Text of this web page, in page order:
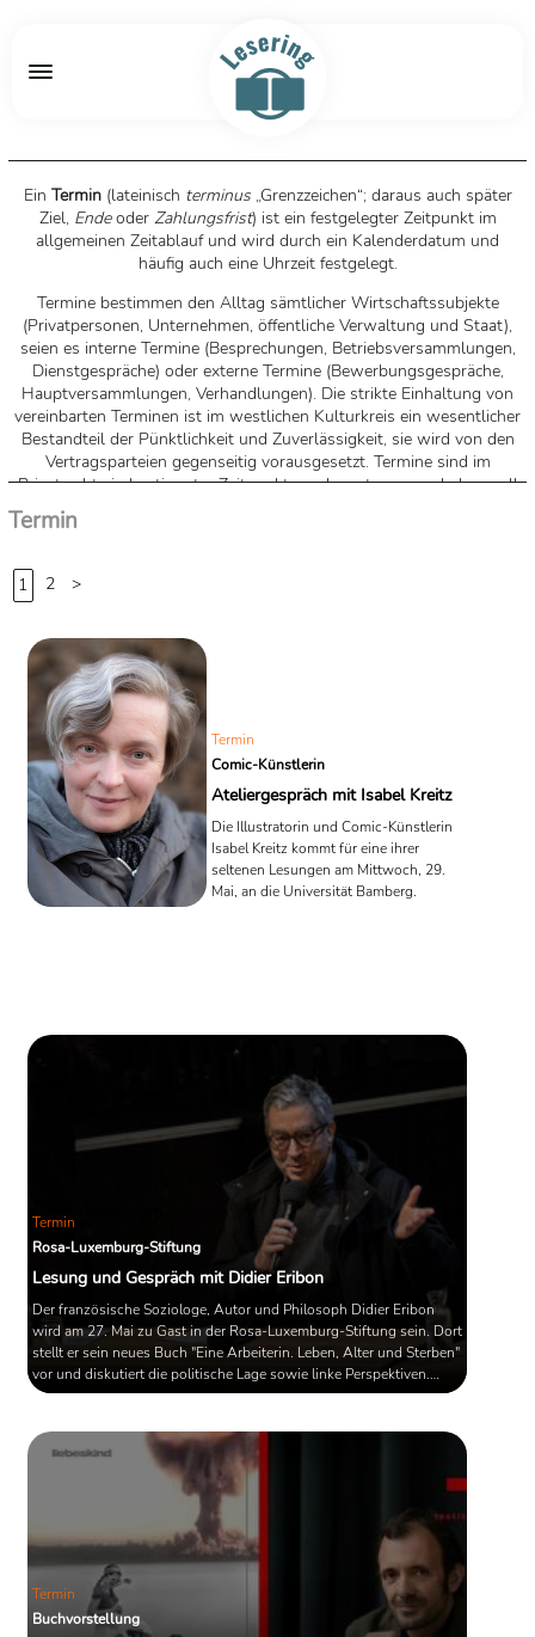
Ein Termin(lateinisch terminus„Grenzzeichen“; daraus auch später
Ziel, Endeoder Zahlungsfrist) ist ein festgelegter Zeitpunkt im
allgemeinen Zeitablauf und wird durch ein Kalenderdatum und
häufig auch eine Uhrzeit festgelegt.
Termine bestimmen den Alltag sämtlicher Wirtschaftssubjekte
(Privatpersonen, Unternehmen, öffentliche Verwaltung und Staat),
seien es interne Termine (Besprechungen, Betriebsversammlungen,
Dienstgespräche) oder externe Termine (Bewerbungsgespräche,
Hauptversammlungen, Verhandlungen). Die strikte Einhaltung von
vereinbarten Terminen ist im westlichen Kulturkreis ein wesentlicher
Bestandteil der Pünktlichkeit und Zuverlässigkeit, sie wird von den
Vertragsparteien gegenseitig vorausgesetzt. Termine sind im
Privatrecht ein bestimmter Zeitpunkt, an dem etwas geschehen soll
oder eine Rechtswirkung von selbst eintritt oder im Prozessrecht
ein im Voraus durch das Gericht genau bestimmter Zeitpunkt für
Termin
1 2 >
Termin
Comic-Künstlerin
Ateliergespräch mit Isabel Kreitz
Die Illustratorin und Comic-Künstlerin
Isabel Kreitz kommt für eine ihrer
seltenen Lesungen am Mittwoch, 29.
Mai, an die Universität Bamberg.
Termin
Rosa-Luxemburg-Stiftung
Lesung und Gespräch mit Didier Eribon
Der französische Soziologe, Autor und Philosoph Didier Eribon
wird am 27. Mai zu Gast in der Rosa-Luxemburg-Stiftung sein. Dort
stellt er sein neues Buch "Eine Arbeiterin. Leben, Alter und Sterben"
vor und diskutiert die politische Lage sowie linke Perspektiven.
Moderiert wird die Sendung von der Autorin und
Termin
Buchvorstellung